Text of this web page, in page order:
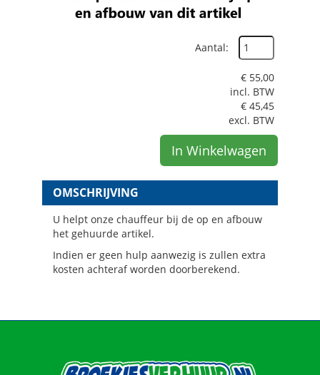
Aantal:
€ 55,00
incl. BTW
€ 45,45
excl. BTW
In Winkelwagen
OMSCHRIJVING
U helpt onze chauffeur bij de op en afbouw
het gehuurde artikel.
Indien er geen hulp aanwezig is zullen extra
kosten achteraf worden doorberekend.